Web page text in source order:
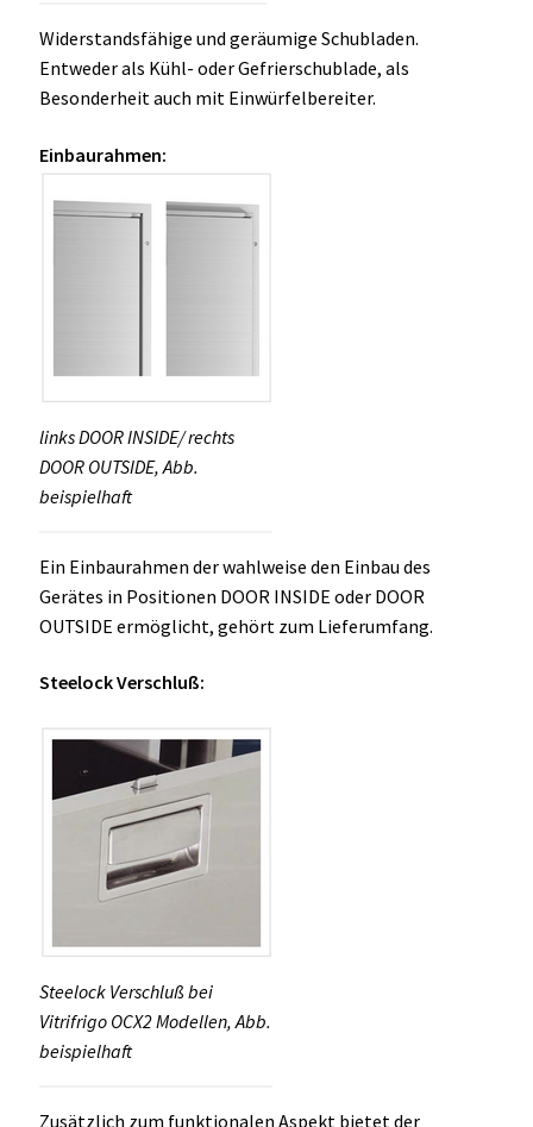
Widerstandsfähige und geräumige Schubladen.
Entweder als Kühl- oder Gefrierschublade, als
Besonderheit auch mit Einwürfelbereiter.
Einbaurahmen:
links DOOR INSIDE/ rechts
DOOR OUTSIDE, Abb.
beispielhaft
Ein Einbaurahmen der wahlweise den Einbau des
Gerätes in Positionen DOOR INSIDE oder DOOR
OUTSIDE ermöglicht, gehört zum Lieferumfang.
Steelock Verschluß:
Steelock Verschluß bei
Vitrifrigo OCX2 Modellen, Abb.
beispielhaft
Zusätzlich zum funktionalen Aspekt bietet der